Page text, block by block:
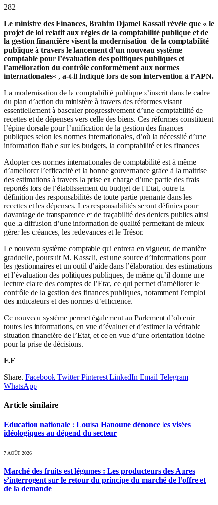
282
Le ministre des Finances, Brahim Djamel Kassali révèle que « le
projet de loi relatif aux règles de la comptabilité publique et de
la gestion financière visent la modernisation de la comptabilité
publique à travers le lancement d’un nouveau système
comptable pour l’évaluation des politiques publiques et
l’amélioration du contrôle conformément aux normes
internationales« , a-t-il indiqué lors de son intervention à l’APN.
La modernisation de la comptabilité publique s’inscrit dans le cadre
du plan d’action du ministère à travers des réformes visant
essentiellement à basculer progressivement d’une comptabilité de
recettes et de dépenses vers celle des biens. Ces réformes constituent
l’épine dorsale pour l’unification de la gestion des finances
publiques selon les normes internationales, d’où la nécessité d’une
information fiable sur les budgets, la comptabilité et les finances.
Adopter ces normes internationales de comptabilité est à même
d’améliorer l’efficacité et la bonne gouvernance grâce à la maitrise
des estimations à travers la prise en charge d’une partie des frais
reportés lors de l’établissement du budget de l’Etat, outre la
définition des responsabilités de toute partie prenante dans les
recettes et les dépenses. Les responsabilités seront définies pour
davantage de transparence et de traçabilité des deniers publics ainsi
que la diffusion d’une information de qualité permettant de mieux
gérer les créances, les redevances et le Trésor.
Le nouveau système comptable qui entrera en vigueur, de manière
graduelle, poursuit M. Kassali, est une source d’informations pour
les gestionnaires et un outil d’aide dans l’élaboration des estimations
et l’évaluation des politiques publiques, de même qu’il donne une
lecture claire des comptes de l’Etat, ce qui permet d’améliorer le
contrôle de la gestion des finances publiques, notamment l’emploi
des indicateurs et des normes d’efficience.
Ce nouveau système permet également au Parlement d’obtenir
toutes les informations, en vue d’évaluer et d’estimer la véritable
situation financière de l’Etat, et ce en vue d’une orientation idoine
pour la prise de décisions.
F.F
Share. Facebook Twitter Pinterest LinkedIn Email Telegram
WhatsApp
Article similaire
Education nationale : Louisa Hanoune dénonce les visées
idéologiques au dépend du secteur
7 AOÛT 2026
Marché des fruits est légumes : Les producteurs des Aures
s’interrogent sur le retour du principe du marché de l’offre et
de la demande